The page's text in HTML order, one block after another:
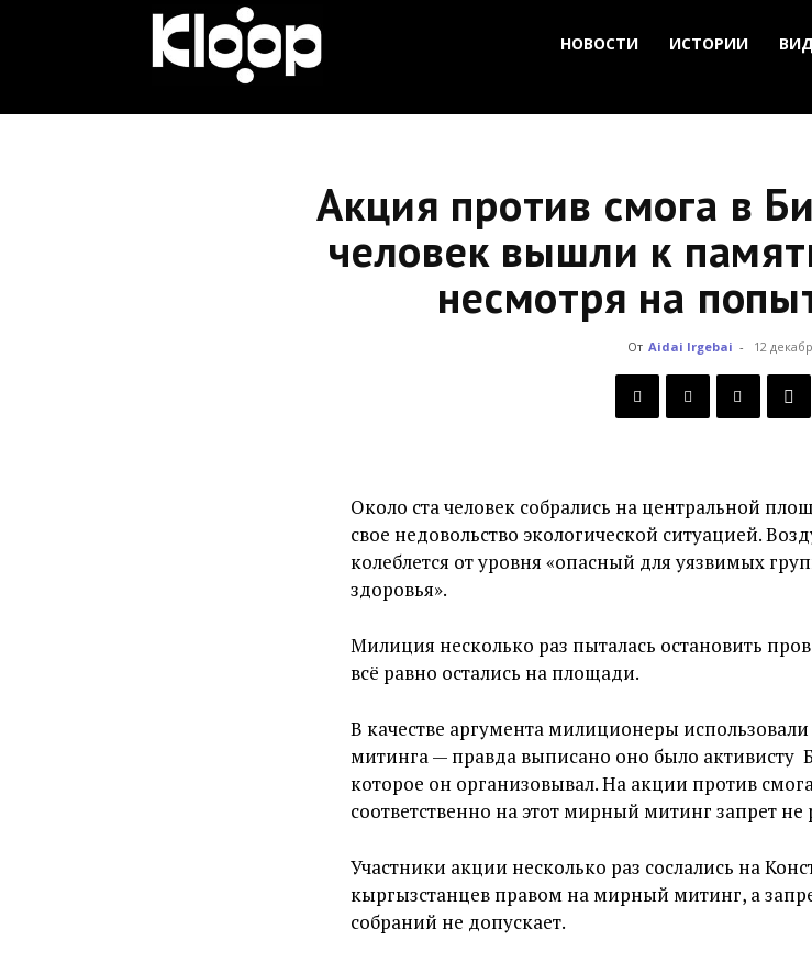
Новости
Кыргызстана
НОВОСТИ ИСТОРИИ
Акция против смога в
человек вышли к
несмотря на
От Aidai Irgebai - 12
Около ста человек собрались на центральной
свое недовольство экологической ситуацией.
колеблется от уровня «опасный для уязвимых
здоровья».
Милиция несколько раз пыталась остановить
всё равно остались на площади.
В качестве аргумента милиционеры
митинга — правда выписано оно было активисту
которое он организовывал. На акции против
соответственно на этот мирный митинг запрет не
Участники акции несколько раз сослались на
кыргызстанцев правом на мирный митинг, а
собраний не допускает.